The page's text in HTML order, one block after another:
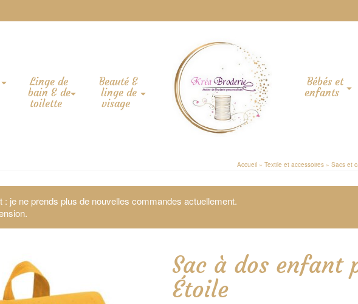
Linge de
bain & de
toilette
Beauté &
linge de
visage
Bébés et
enfants
Accueil » Textile et accessoires » Sacs et
: je ne prends plus de nouvelles commandes actuellement.
Sac à dos enfant
Étoile